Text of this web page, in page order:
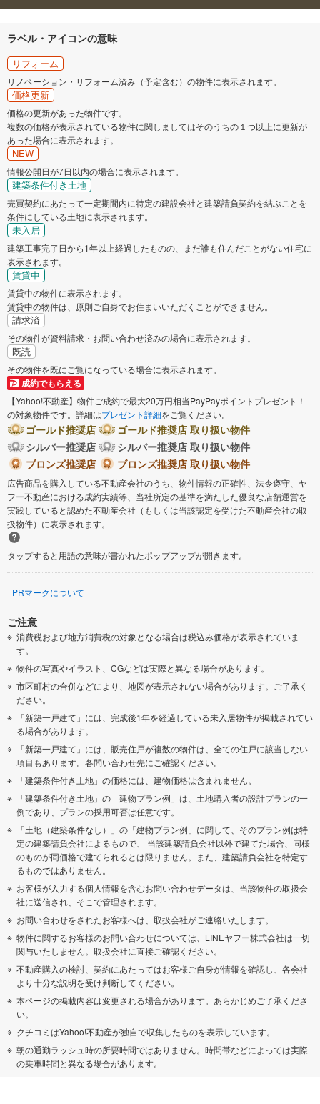
ラベル・アイコンの意味
リフォーム
リノベーション・リフォーム済み（予定含む）の物件に表示されます。
価格更新
価格の更新があった物件です。
複数の価格が表示されている物件に関しましてはそのうちの１つ以上に更新が
あった場合に表示されます。
NEW
情報公開日が7日以内の場合に表示されます。
建築条件付き土地
売買契約にあたって一定期間内に特定の建設会社と建築請負契約を結ぶことを
条件にしている土地に表示されます。
未入居
建築工事完了日から1年以上経過したものの、まだ誰も住んだことがない住宅に
表示されます。
賃貸中
賃貸中の物件に表示されます。
賃貸中の物件は、原則ご自身でお住まいいただくことができません。
請求済
その物件が資料請求・お問い合わせ済みの場合に表示されます。
既読
その物件を既にご覧になっている場合に表示されます。
成約でもらえる
【Yahoo!不動産】物件ご成約で最大20万円相当PayPayポイントプレゼント！
の対象物件です。詳細はプレゼント詳細をご覧ください。
ゴールド推奨店
ゴールド推奨店 取り扱い物件
シルバー推奨店
シルバー推奨店 取り扱い物件
ブロンズ推奨店
ブロンズ推奨店 取り扱い物件
広告商品を購入している不動産会社のうち、物件情報の正確性、法令遵守、ヤ
フー不動産における成約実績等、当社所定の基準を満たした優良な店舗運営を
実践していると認めた不動産会社（もしくは当該認定を受けた不動産会社の取
扱物件）に表示されます。
タップすると用語の意味が書かれたポップアップが開きます。
PRマークについて
ご注意
消費税および地方消費税の対象となる場合は税込み価格が表示されていま
す。
物件の写真やイラスト、CGなどは実際と異なる場合があります。
市区町村の合併などにより、地図が表示されない場合があります。ご了承く
ださい。
「新築一戸建て」には、完成後1年を経過している未入居物件が掲載されてい
る場合があります。
「新築一戸建て」には、販売住戸が複数の物件は、全ての住戸に該当しない
項目もあります。各問い合わせ先にご確認ください。
「建築条件付き土地」の価格には、建物価格は含まれません。
「建築条件付き土地」の「建物プラン例」は、土地購入者の設計プランの一
例であり、プランの採用可否は任意です。
「土地（建築条件なし）」の「建物プラン例」に関して、そのプラン例は特
定の建築請負会社によるもので、 当該建築請負会社以外で建てた場合、同様
のものが同価格で建てられるとは限りません。また、建築請負会社を特定す
るものではありません。
お客様が入力する個人情報を含むお問い合わせデータは、当該物件の取扱会
社に送信され、そこで管理されます。
お問い合わせをされたお客様へは、取扱会社がご連絡いたします。
物件に関するお客様のお問い合わせについては、LINEヤフー株式会社は一切
関与いたしません。取扱会社に直接ご確認ください。
不動産購入の検討、契約にあたってはお客様ご自身が情報を確認し、各会社
より十分な説明を受け判断してください。
本ページの掲載内容は変更される場合があります。あらかじめご了承くださ
い。
クチコミはYahoo!不動産が独自で収集したものを表示しています。
朝の通勤ラッシュ時の所要時間ではありません。時間帯などによっては実際
の乗車時間と異なる場合があります。